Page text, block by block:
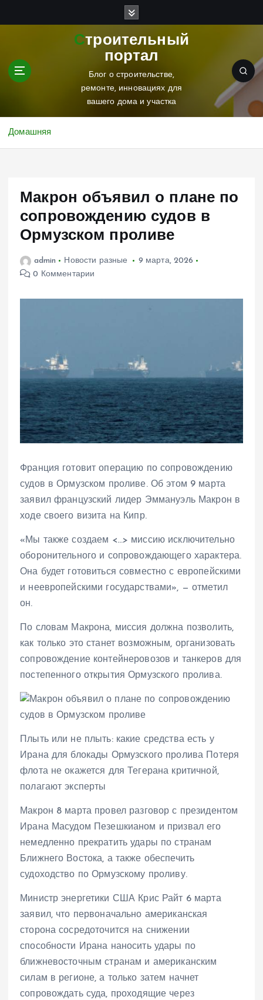
Строительный
портал
Блог о строительстве,
ремонте, инновациях для
вашего дома и участка
Домашняя
Макрон объявил о плане по
сопровождению судов в
Ормузском проливе
admin Новости разные
9 марта, 2026
0 Комментарии
Франция готовит операцию по сопровождению
судов в Ормузском проливе. Об этом 9 марта
заявил французский лидер Эммануэль Макрон в
ходе своего визита на Кипр.
«Мы также создаем <…> миссию исключительно
оборонительного и сопровождающего характера.
Она будет готовиться совместно с европейскими
и неевропейскими государствами», — отметил
он.
По словам Макрона, миссия должна позволить,
как только это станет возможным, организовать
сопровождение контейнеровозов и танкеров для
постепенного открытия Ормузского пролива.
Плыть или не плыть: какие средства есть у
Ирана для блокады Ормузского пролива Потеря
флота не окажется для Тегерана критичной,
полагают эксперты
Макрон 8 марта провел разговор с президентом
Ирана Масудом Пезешкианом и призвал его
немедленно прекратить удары по странам
Ближнего Востока, а также обеспечить
судоходство по Ормузскому проливу.
Министр энергетики США Крис Райт 6 марта
заявил, что первоначально американская
сторона сосредоточится на снижении
способности Ирана наносить удары по
ближневосточным странам и американским
силам в регионе, а только затем начнет
сопровождать суда, проходящие через